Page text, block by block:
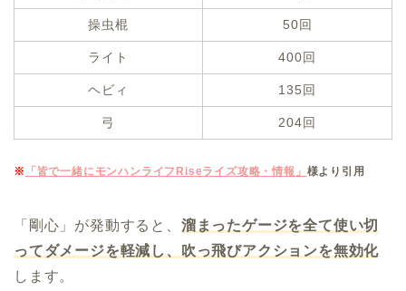
操虫棍 50回
ライト 400回
ヘビィ 135回
弓 204回
※ 「皆で一緒にモンハンライフRiseライズ攻略・情報」 様より引用
「剛心」が発動すると、 溜まったゲージを全て使い切
ってダメージを軽減し、吹っ飛びアクションを無効化
します。